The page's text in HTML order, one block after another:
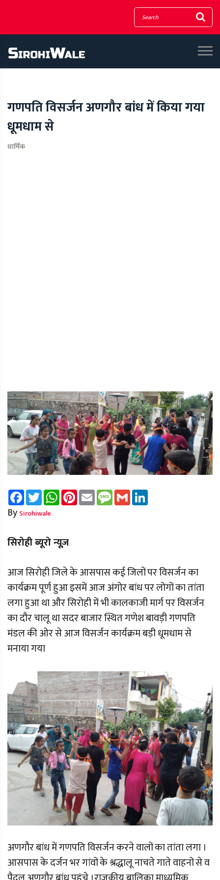
गणपति विसर्जन अणगौर बांध में किया गया
धूमधाम से
धार्मिक
FacebookTwitterWhatsAppPinterest
Email Message
Gmail
By Sirohiwale
सिरोही ब्यूरो न्यूज़
आज सिरोही जिले के आसपास कई जिलों पर विसर्जन का
कार्यक्रम पूर्ण हुआ इसमें आज अंगोर बांध पर लोगों का तांता
लगा हुआ था और सिरोही में भी कालकाजी मार्ग पर विसर्जन
का दौर चालू था सदर बाजार स्थित गणेश बावड़ी गणपति
मंडल की ओर से आज विसर्जन कार्यक्रम बड़ी धूमधाम से
मनाया गया
अणगौर बांध में गणपति विसर्जन करने वालों का तांता लगा ।
आसपास के दर्जन भर गांवों के श्रद्धालू नाचते गाते वाहनों से व